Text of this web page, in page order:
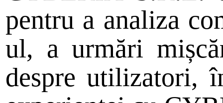
pentru a analiza
ul, a urmări
despre utilizatori,